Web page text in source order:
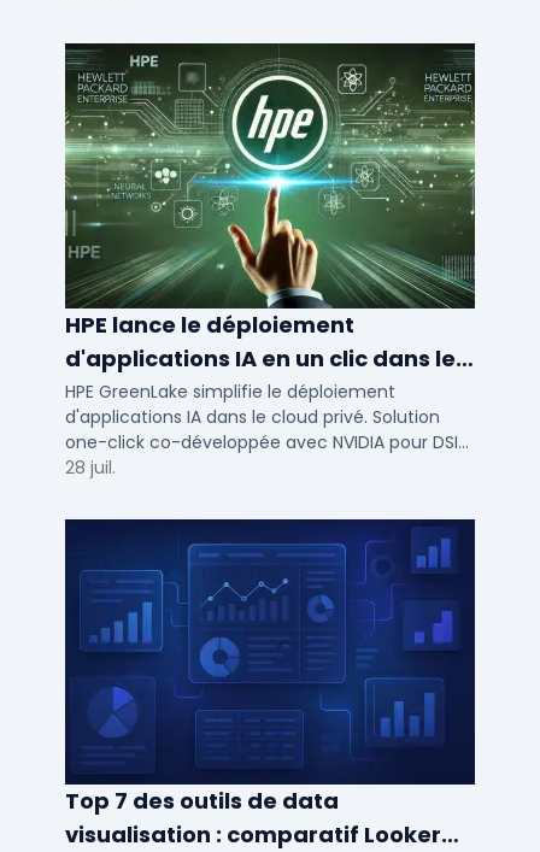
HPE lance le déploiement
d'applications IA en un clic dans le
cloud privé
HPE GreenLake simplifie le déploiement
d'applications IA dans le cloud privé. Solution
one-click co-développée avec NVIDIA pour DSI
de PME et ETI : performance et conformité.
28 juil.
Top 7 des outils de data
visualisation : comparatif Looker